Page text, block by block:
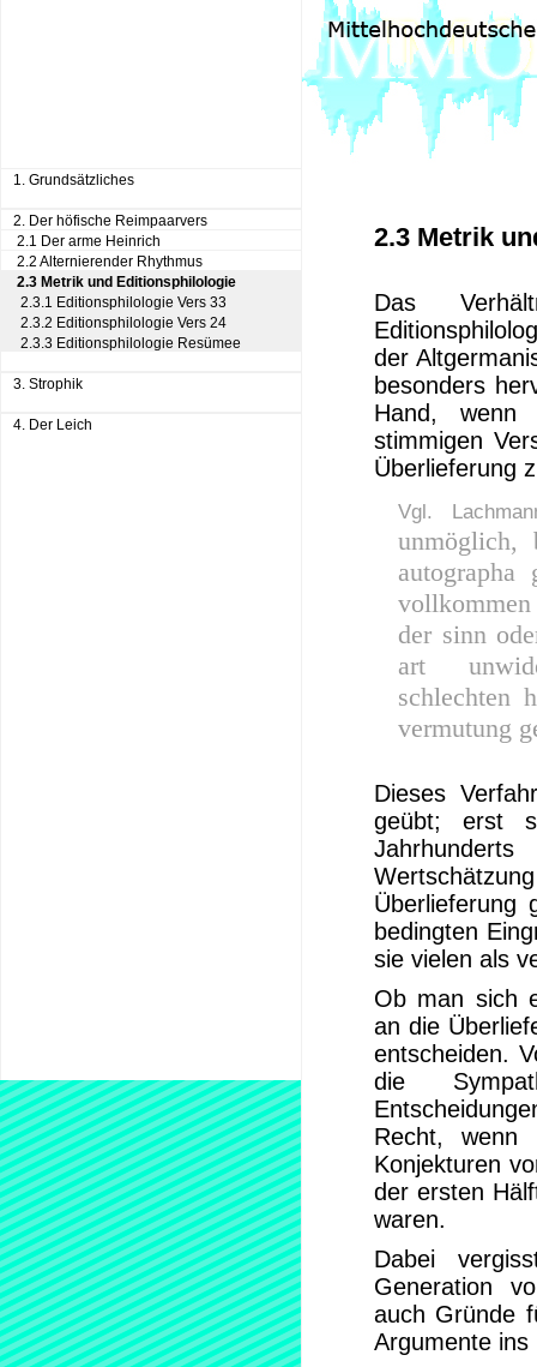
1. Grundsätzliches
2. Der höfische Reimpaarvers
2.1 Der arme Heinrich
2.2 Alternierender Rhythmus
2.3 Metrik und Editionsphilologie
2.3.1 Editionsphilologie Vers 33
2.3.2 Editionsphilologie Vers 24
2.3.3 Editionsphilologie Resümee
3. Strophik
4. Der Leich
2.3 Metrik
Das
der
besonders
Hand,
stimmigen
Überlieferung
Vgl.
unmöglich,
autographa
der sinn
art
schlechten
vermutung
Dieses
geübt; erst
Überlieferung
bedingten
sie vielen als
Ob man sich
an die
entscheiden.
die
Recht, wenn
Konjekturen
der ersten
waren.
Dabei
Generation
auch Gründe
Argumente